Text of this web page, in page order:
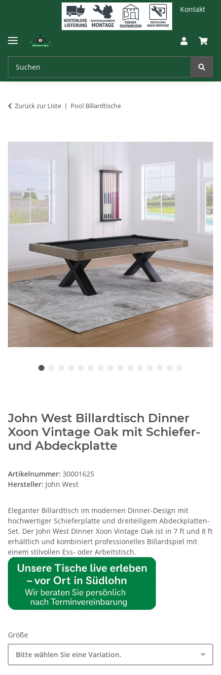
Kontakt
Zurück zur Liste Pool Billardtische
John West Billardtisch Dinner
Xoon Vintage Oak mit Schiefer-
und Abdeckplatte
Artikelnummer: 30001625
Hersteller: John West
Eleganter Billardtisch im modernen Dinner-Design mit
hochwertiger Schieferplatte und dreiteiligem Abdeckplatten-
Set. Der John West Dinner Xoon Vintage Oak ist in 7 ft und 8 ft
erhältlich und kombiniert professionelles Billardspiel mit
einem stilvollen Ess- oder Arbeitstisch.
Größe
Bitte wählen Sie eine Variation.